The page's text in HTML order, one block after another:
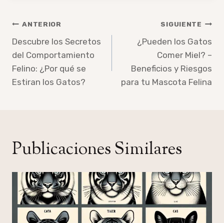
Navegación
de
entradas
ANTERIOR
Descubre los Secretos
del Comportamiento
Felino: ¿Por qué se
Estiran los Gatos?
SIGUIENTE
¿Pueden los Gatos
Comer Miel? –
Beneficios y Riesgos
para tu Mascota Felina
Publicaciones Similares